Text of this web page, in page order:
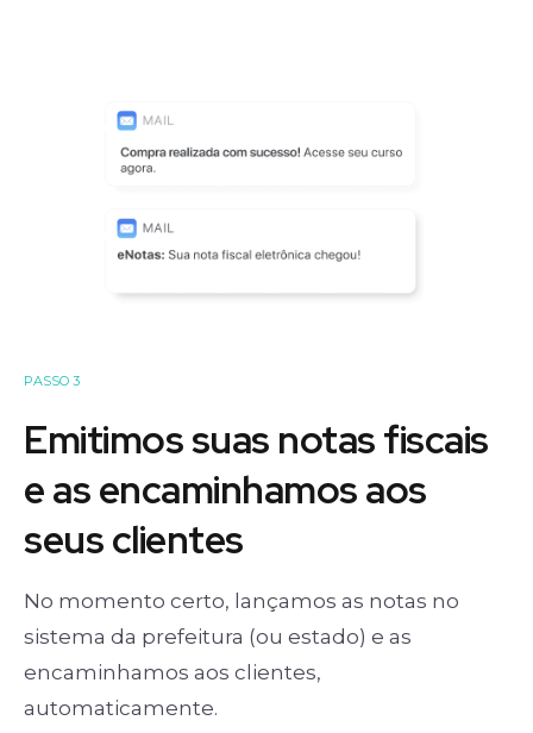
PASSO 3
Emitimos suas notas fiscais
e as encaminhamos aos
seus clientes
No momento certo, lançamos as notas no
sistema da prefeitura (ou estado) e as
encaminhamos aos clientes,
automaticamente.